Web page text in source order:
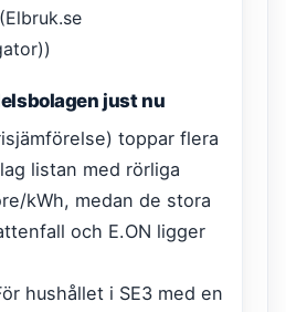
just nu
toppar flera
listan med rörliga
kWh, medan de stora
och E.ON ligger
hushållet i SE3 med en